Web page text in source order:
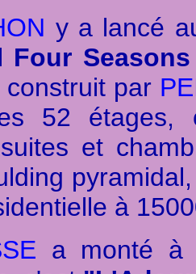
y a lancé
Four Seasons
par
52 étages,
et
à
a monté